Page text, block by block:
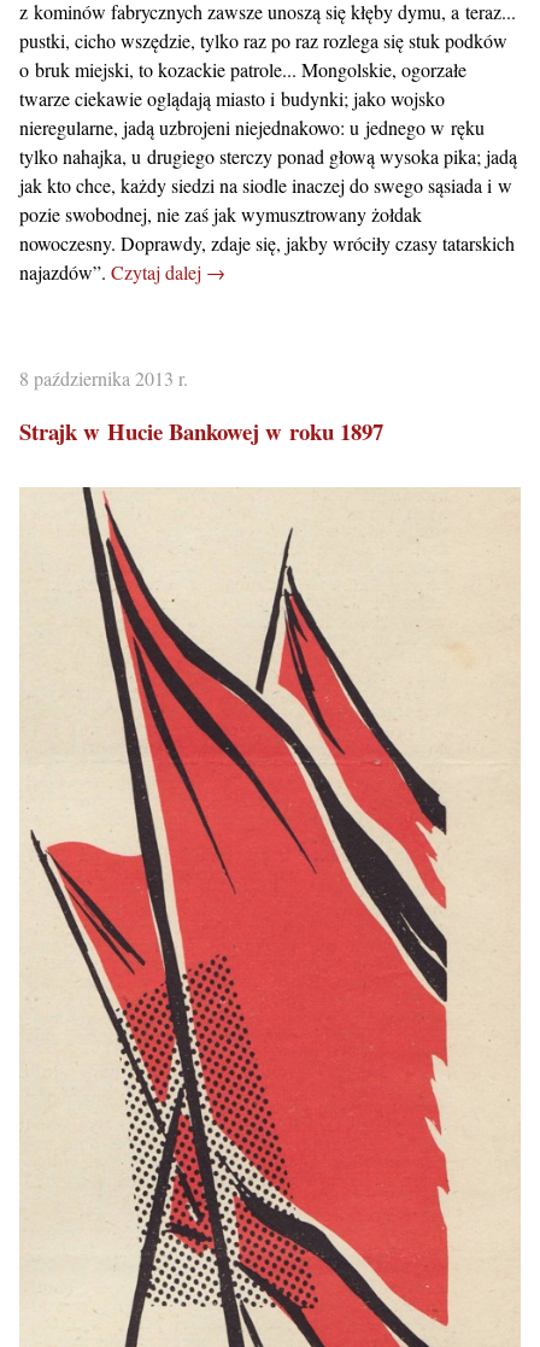
z kominów fabrycznych zawsze unoszą się kłęby dymu, a teraz...
pustki, cicho wszędzie, tylko raz po raz rozlega się stuk podków
o bruk miejski, to kozackie patrole... Mongolskie, ogorzałe
twarze ciekawie oglądają miasto i budynki; jako wojsko
nieregularne, jadą uzbrojeni niejednakowo: u jednego w ręku
tylko nahajka, u drugiego sterczy ponad głową wysoka pika; jadą
jak kto chce, każdy siedzi na siodle inaczej do swego sąsiada i w
pozie swobodnej, nie zaś jak wymusztrowany żołdak
nowoczesny. Doprawdy, zdaje się, jakby wróciły czasy tatarskich
najazdów”. Czytaj dalej →
8 października 2013 r.
Strajk w Hucie Bankowej w roku 1897